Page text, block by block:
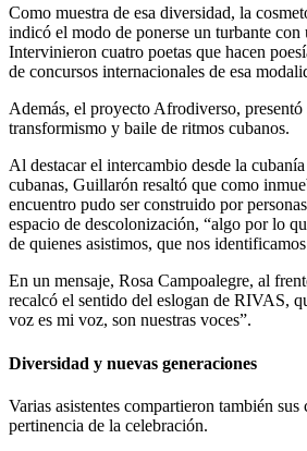
Como muestra de esa diversidad, la
indicó el modo de ponerse un turbante con
Intervinieron cuatro poetas que hacen
de concursos internacionales de esa
Además, el proyecto Afrodiverso, presentó
transformismo y baile de ritmos cubanos.
Al destacar el intercambio desde la
cubanas, Guillarón resaltó que como
encuentro pudo ser construido por
espacio de descolonización, “algo por lo
de quienes asistimos, que nos
En un mensaje, Rosa Campoalegre, al
recalcó el sentido del eslogan de RIVAS,
voz es mi voz, son nuestras voces”.
Diversidad y nuevas generaciones
Varias asistentes compartieron también sus
pertinencia de la celebración.